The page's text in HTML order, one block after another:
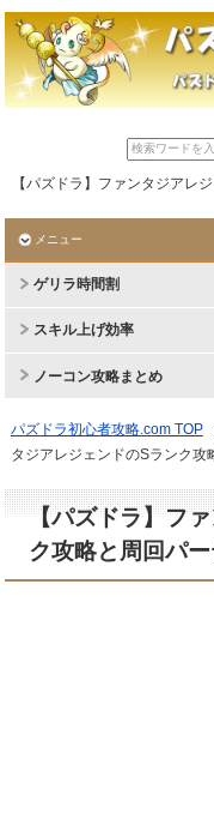
【パズドラ】ファンタジアレ
メニュー
ゲリラ時間割
スキル上げ効率
ノーコン攻略まとめ
パズドラ初心者攻略.com TOP
タジアレジェンドのSランク攻
【パズドラ】フ
ク攻略と周回パ